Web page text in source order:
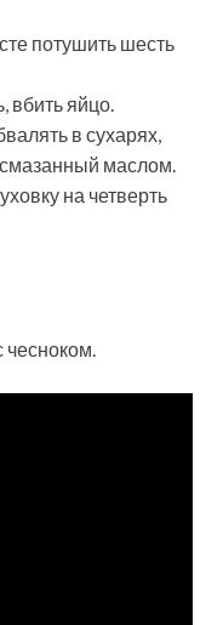
потушить шесть
вбить яйцо.
в сухарях,
маслом.
на четверть
чесноком.